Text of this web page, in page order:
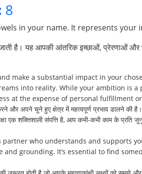
8
in your name. It represents
है। यह आपकी आंतरिक इच्छाओं, प्रेरणाओं और
make a substantial impact in your
into reality. While your ambition is
at the expense of personal fulfillment
और अपने चुने हुए क्षेत्र में महत्वपूर्ण प्रभाव डालने
शक्तिशाली संपत्ति है, आप कभी-कभी काम के प्रति
partner who understands and supports
grounding. It’s essential to find